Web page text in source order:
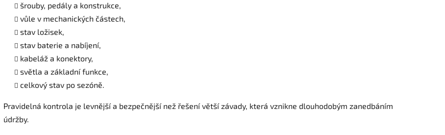
šrouby, pedály a konstrukce,
vůle v mechanických částech,
stav ložisek,
stav baterie a nabíjení,
kabeláž a konektory,
světla a základní funkce,
celkový stav po sezóně.
Pravidelná kontrola je levnější a bezpečnější než řešení větší závady, která vznikne dlouhodobým zanedbáním
údržby.